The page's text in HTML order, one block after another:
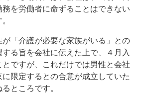
を労働者に命ずることはできない
「介護が必要な家族がいる」との
る旨を会社に伝えた上で、４月入
ですが、これだけでは男性と会社
限定するとの合意が成立していた
ところです。